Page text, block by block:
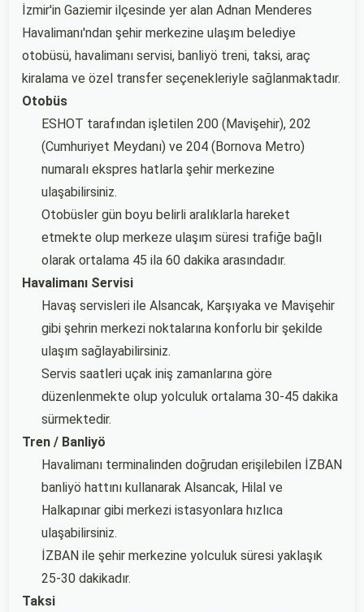
İzmir'in Gaziemir ilçesinde yer alan Adnan Menderes
Havalimanı'ndan şehir merkezine ulaşım belediye
otobüsü, havalimanı servisi, banliyö treni, taksi, araç
kiralama ve özel transfer seçenekleriyle sağlanmaktadır.
Otobüs
ESHOT tarafından işletilen 200 (Mavişehir), 202
(Cumhuriyet Meydanı) ve 204 (Bornova Metro)
numaralı ekspres hatlarla şehir merkezine
ulaşabilirsiniz.
Otobüsler gün boyu belirli aralıklarla hareket
etmekte olup merkeze ulaşım süresi trafiğe bağlı
olarak ortalama 45 ila 60 dakika arasındadır.
Havalimanı Servisi
Havaş servisleri ile Alsancak, Karşıyaka ve Mavişehir
gibi şehrin merkezi noktalarına konforlu bir şekilde
ulaşım sağlayabilirsiniz.
Servis saatleri uçak iniş zamanlarına göre
düzenlenmekte olup yolculuk ortalama 30-45 dakika
sürmektedir.
Tren / Banliyö
Havalimanı terminalinden doğrudan erişilebilen İZBAN
banliyö hattını kullanarak Alsancak, Hilal ve
Halkapınar gibi merkezi istasyonlara hızlıca
ulaşabilirsiniz.
İZBAN ile şehir merkezine yolculuk süresi yaklaşık
25-30 dakikadır.
Taksi